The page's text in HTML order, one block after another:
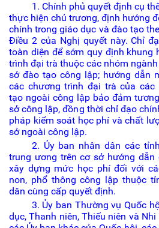
1. Chính phủ quyết định cụ
thực hiện chủ trương, định hướng
chính trong giáo dục và đào tạo
Điều 2 của Nghị quyết này. Chỉ
toàn diện để sớm quy định khung
trình đại trà thuộc các nhóm
sở đào tạo công lập; hướng dẫn
các chương trình đại trà của
tạo ngoài công lập bảo đảm
sở công lập, đồng thời chỉ đạo
pháp kiểm soát học phí và chất
sở ngoài công lập.
2. Ủy ban nhân dân các
trung ương trên cơ sở hướng dẫn
xây dựng mức học phí đối với
non, phổ thông công lập thuộc
dân cùng cấp quyết định.
3. Ủy ban Thường vụ Quốc
dục, Thanh niên, Thiếu niên và